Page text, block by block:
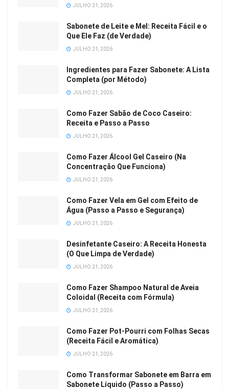
JULHO 21, 2026
Sabonete de Leite e Mel: Receita Fácil e o
Que Ele Faz (de Verdade)
JULHO 21, 2026
Ingredientes para Fazer Sabonete: A Lista
Completa (por Método)
JULHO 21, 2026
Como Fazer Sabão de Coco Caseiro:
Receita e Passo a Passo
JULHO 21, 2026
Como Fazer Álcool Gel Caseiro (Na
Concentração Que Funciona)
JULHO 21, 2026
Como Fazer Vela em Gel com Efeito de
Água (Passo a Passo e Segurança)
JULHO 21, 2026
Desinfetante Caseiro: A Receita Honesta
(O Que Limpa de Verdade)
JULHO 21, 2026
Como Fazer Shampoo Natural de Aveia
Coloidal (Receita com Fórmula)
JULHO 21, 2026
Como Fazer Pot-Pourri com Folhas Secas
(Receita Fácil e Aromática)
JULHO 21, 2026
Como Transformar Sabonete em Barra em
Sabonete Líquido (Passo a Passo)